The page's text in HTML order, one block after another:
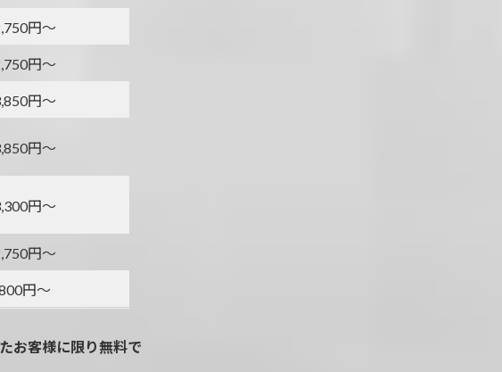
円～
円～
円～
円～
円～
円～
円～
お客様に限り無料で